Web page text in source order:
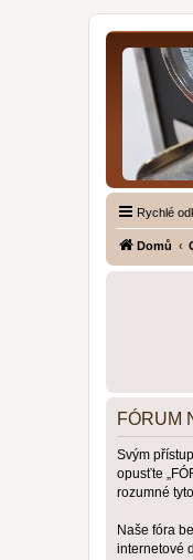
Rychlé
Domů
FÓRUM
Svým
opusťte
rozumné
Naše fóra
internetové